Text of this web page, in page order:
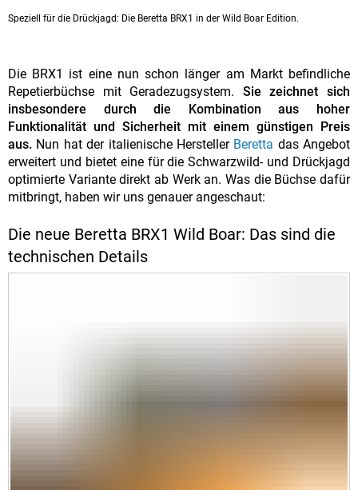
Speziell für die Drückjagd: Die Beretta BRX1 in der Wild Boar Edition.
Die BRX1 ist eine nun schon länger am Markt befindliche
Repetierbüchse mit Geradezugsystem. Sie zeichnet sich
insbesondere durch die Kombination aus hoher
Funktionalität und Sicherheit mit einem günstigen Preis
aus. Nun hat der italienische Hersteller Beretta das Angebot
erweitert und bietet eine für die Schwarzwild- und Drückjagd
optimierte Variante direkt ab Werk an. Was die Büchse dafür
mitbringt, haben wir uns genauer angeschaut:
Die neue Beretta BRX1 Wild Boar: Das sind die
technischen Details